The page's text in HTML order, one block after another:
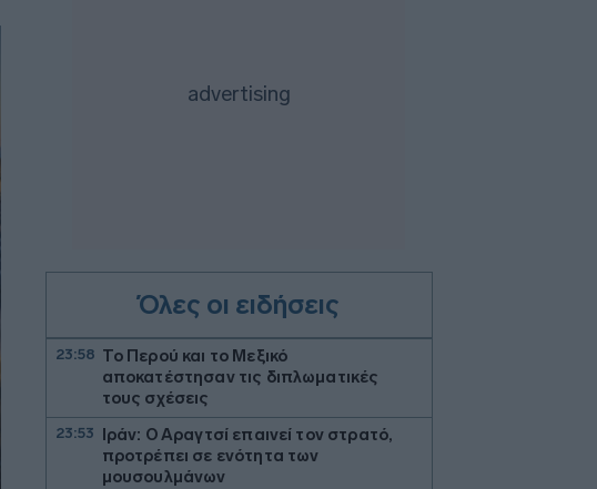
Όλες οι ειδήσεις
23:58 Το Περού και το Μεξικό
αποκατέστησαν τις διπλωματικές
τους σχέσεις
23:53 Ιράν: Ο Αραγτσί επαινεί τον στρατό,
προτρέπει σε ενότητα των
μουσουλμάνων